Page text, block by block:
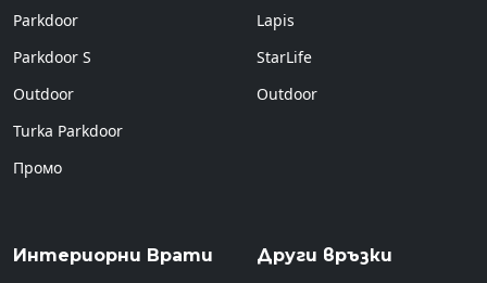
Parkdoor
Parkdoor S
Outdoor
Turka Parkdoor
Промо
Lapis
StarLife
Outdoor
Интериорни Врати Други връзки